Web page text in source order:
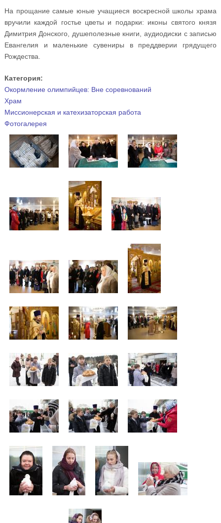
На прощание самые юные учащиеся воскресной школы храма
вручили каждой гостье цветы и подарки: иконы святого князя
Димитрия Донского, душеполезные книги, аудиодиски с записью
Евангелия и маленькие сувениры в преддверии грядущего
Рождества.
Категория:
Окормление олимпийцев: Вне соревнований
Храм
Миссионерская и катехизаторская работа
Фотогалерея